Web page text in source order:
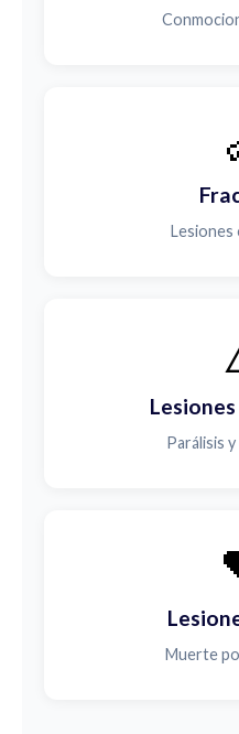
Lesiones
Parálisis
Muerte